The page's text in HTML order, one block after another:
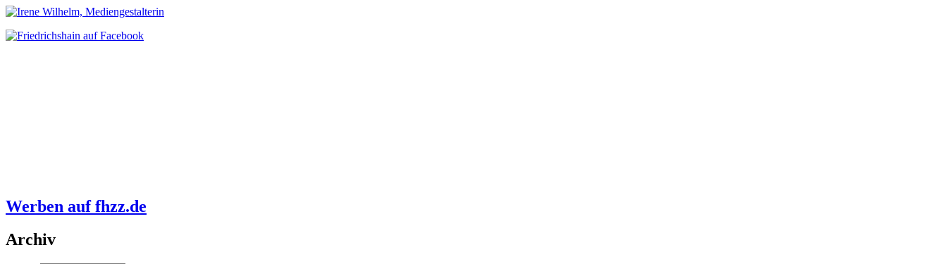
Werben auf fhzz.de
Archiv